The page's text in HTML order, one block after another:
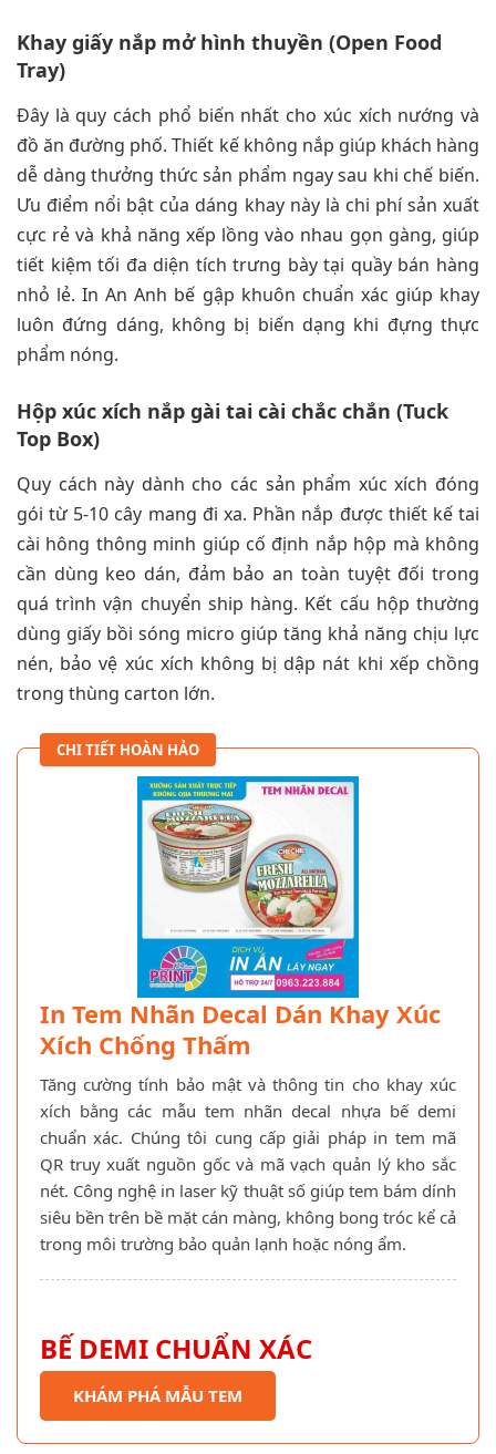
Khay giấy nắp mở hình thuyền (Open Food
Tray)
Đây là quy cách phổ biến nhất cho xúc xích nướng và
đồ ăn đường phố. Thiết kế không nắp giúp khách hàng
dễ dàng thưởng thức sản phẩm ngay sau khi chế biến.
Ưu điểm nổi bật của dáng khay này là chi phí sản xuất
cực rẻ và khả năng xếp lồng vào nhau gọn gàng, giúp
tiết kiệm tối đa diện tích trưng bày tại quầy bán hàng
nhỏ lẻ. In An Anh bế gập khuôn chuẩn xác giúp khay
luôn đứng dáng, không bị biến dạng khi đựng thực
phẩm nóng.
Hộp xúc xích nắp gài tai cài chắc chắn (Tuck
Top Box)
Quy cách này dành cho các sản phẩm xúc xích đóng
gói từ 5-10 cây mang đi xa. Phần nắp được thiết kế tai
cài hông thông minh giúp cố định nắp hộp mà không
cần dùng keo dán, đảm bảo an toàn tuyệt đối trong
quá trình vận chuyển ship hàng. Kết cấu hộp thường
dùng giấy bồi sóng micro giúp tăng khả năng chịu lực
nén, bảo vệ xúc xích không bị dập nát khi xếp chồng
trong thùng carton lớn.
CHI TIẾT HOÀN HẢO
In Tem Nhãn Decal Dán Khay Xúc
Xích Chống Thấm
Tăng cường tính bảo mật và thông tin cho khay xúc
xích bằng các mẫu tem nhãn decal nhựa bế demi
chuẩn xác. Chúng tôi cung cấp giải pháp in tem mã
QR truy xuất nguồn gốc và mã vạch quản lý kho sắc
nét. Công nghệ in laser kỹ thuật số giúp tem bám dính
siêu bền trên bề mặt cán màng, không bong tróc kể cả
trong môi trường bảo quản lạnh hoặc nóng ẩm.
BẾ DEMI CHUẨN XÁC
KHÁM PHÁ MẪU TEM